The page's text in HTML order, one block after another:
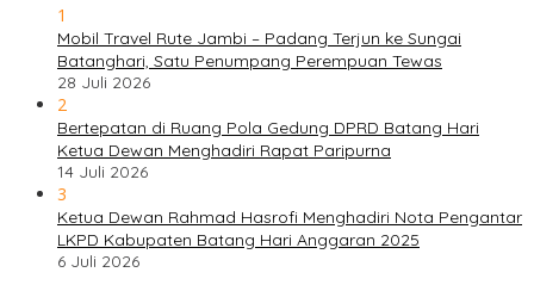
1
Mobil Travel Rute Jambi – Padang Terjun ke Sungai
Batanghari, Satu Penumpang Perempuan Tewas
28 Juli 2026
2
Bertepatan di Ruang Pola Gedung DPRD Batang Hari
Ketua Dewan Menghadiri Rapat Paripurna
14 Juli 2026
3
Ketua Dewan Rahmad Hasrofi Menghadiri Nota Pengantar
LKPD Kabupaten Batang Hari Anggaran 2025
6 Juli 2026